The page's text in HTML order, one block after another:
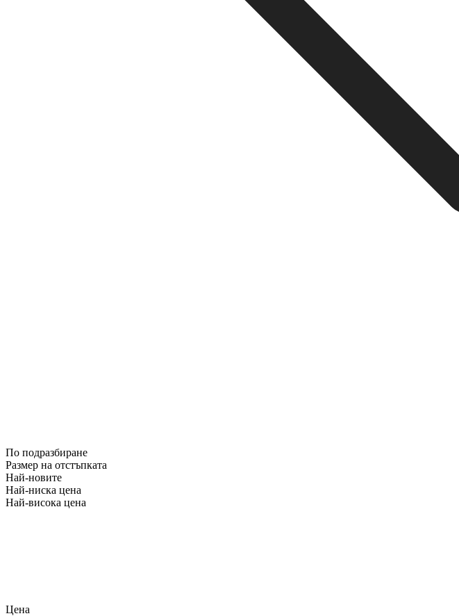
По подразбиране
Размер на отстъпката
Най-новите
Най-ниска цена
Най-висока цена
Цена